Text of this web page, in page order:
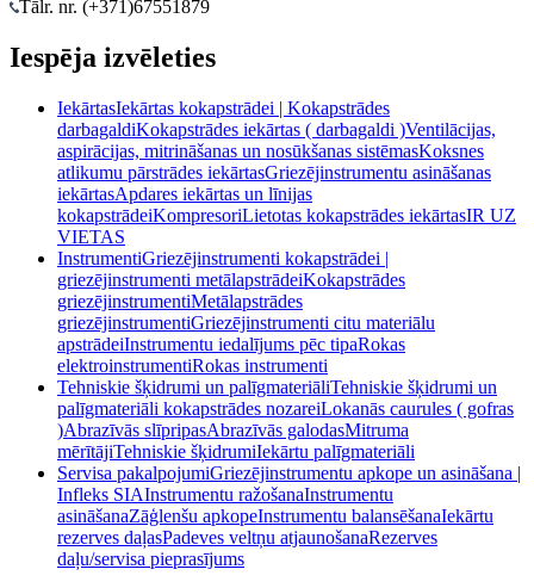
Tālr. nr. (+371)67551879
Iespēja izvēleties
IekārtasIekārtas kokapstrādei | Kokapstrādes
darbagaldiKokapstrādes iekārtas ( darbagaldi )Ventilācijas,
aspirācijas, mitrināšanas un nosūkšanas sistēmasKoksnes
atlikumu pārstrādes iekārtasGriezējinstrumentu asināšanas
iekārtasApdares iekārtas un līnijas
kokapstrādeiKompresoriLietotas kokapstrādes iekārtasIR UZ
VIETAS
InstrumentiGriezējinstrumenti kokapstrādei |
griezējinstrumenti metālapstrādeiKokapstrādes
griezējinstrumentiMetālapstrādes
griezējinstrumentiGriezējinstrumenti citu materiālu
apstrādeiInstrumentu iedalījums pēc tipaRokas
elektroinstrumentiRokas instrumenti
Tehniskie šķidrumi un palīgmateriāliTehniskie šķidrumi un
palīgmateriāli kokapstrādes nozareiLokanās caurules ( gofras
)Abrazīvās slīpripasAbrazīvās galodasMitruma
mērītājiTehniskie šķidrumiIekārtu palīgmateriāli
Servisa pakalpojumiGriezējinstrumentu apkope un asināšana |
Infleks SIAInstrumentu ražošanaInstrumentu
asināšanaZāģlenšu apkopeInstrumentu balansēšanaIekārtu
rezerves daļasPadeves veltņu atjaunošanaRezerves
daļu/servisa pieprasījums